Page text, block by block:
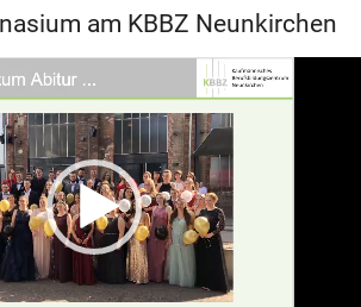
am KBBZ Neunkirchen